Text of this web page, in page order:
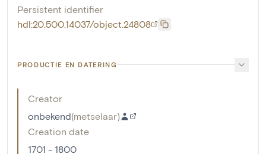
Persistent identifier
hdl:20.500.14037/object.24808
PRODUCTIE EN DATERING
Creator
onbekend(metselaar)
Creation date
1701 - 1800